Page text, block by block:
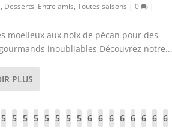
, Desserts, Entre amis, Toutes saisons | 0 |
moelleux aux noix de pécan pour des
inoubliables Découvrez notre...
PLUS
5 5 5 5 5 5 5 5 6 6 6 6 6 6 6 6